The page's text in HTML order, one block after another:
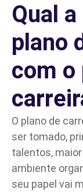
Qual
plano
com o
O plano de
ser tomado,
talentos,
ambiente
seu papel vai